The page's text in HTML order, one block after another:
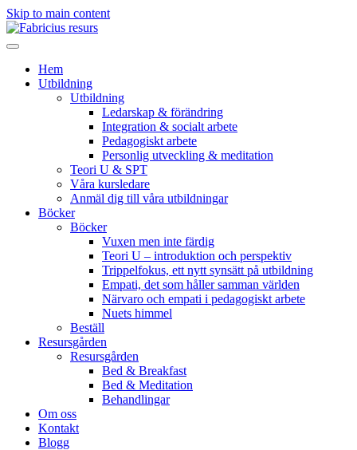
Skip to main content
Hem
Utbildning
Utbildning
Ledarskap & förändring
Integration & socialt arbete
Pedagogiskt arbete
Personlig utveckling & meditation
Teori U & SPT
Våra kursledare
Anmäl dig till våra utbildningar
Böcker
Böcker
Vuxen men inte färdig
Teori U – introduktion och perspektiv
Trippelfokus, ett nytt synsätt på utbildning
Empati, det som håller samman världen
Närvaro och empati i pedagogiskt arbete
Nuets himmel
Beställ
Resursgården
Resursgården
Bed & Breakfast
Bed & Meditation
Behandlingar
Om oss
Kontakt
Blogg